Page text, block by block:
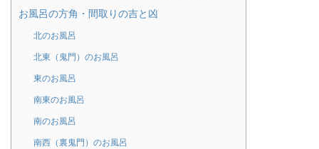
お風呂の方角・間取りの吉と凶
北のお風呂
北東（鬼門）のお風呂
東のお風呂
南東のお風呂
南のお風呂
南西（裏鬼門）のお風呂